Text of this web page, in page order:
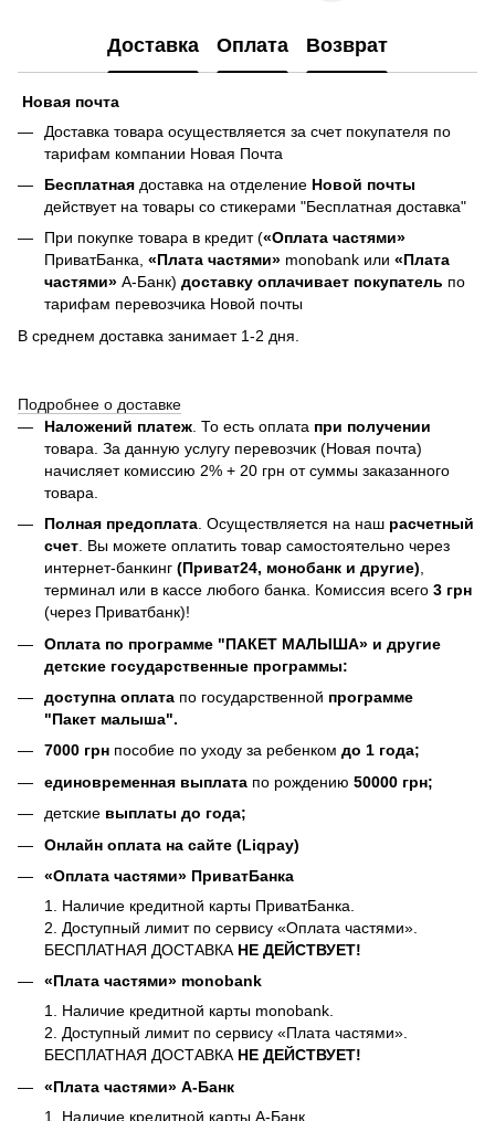
Доставка Оплата Возврат
Новая почта
Доставка товара осуществляется за счет покупателя по
тарифам компании Новая Почта
Бесплатная доставка на отделение Новой почты
действует на товары со стикерами "Бесплатная доставка"
При покупке товара в кредит («Оплата частями»
ПриватБанка, «Плата частями» monobank или «Плата
частями» А-Банк) доставку оплачивает покупатель по
тарифам перевозчика Новой почты
В среднем доставка занимает 1-2 дня.
Подробнее о доставке
Наложений платеж . То есть оплата при получении
товара. За данную услугу перевозчик (Новая почта)
начисляет комиссию 2% + 20 грн от суммы заказанного
товара.
Полная предоплата . Осуществляется на наш расчетный
счет . Вы можете оплатить товар самостоятельно через
интернет-банкинг (Приват24, монобанк и другие)
терминал или в кассе любого банка. Комиссия всего 3 грн
(через Приватбанк)!
Оплата по программе "ПАКЕТ МАЛЫША» и другие
детские государственные программы:
доступна оплата по государственной программе
"Пакет малыша".
7000 грн пособие по уходу за ребенком до 1 года;
единовременная выплата по рождению 50000 грн;
детские выплаты до года;
Онлайн оплата на сайте (Liqpay)
«Оплата частями» ПриватБанка
1. Наличие кредитной карты ПриватБанка.
2. Доступный лимит по сервису «Оплата частями».
БЕСПЛАТНАЯ ДОСТАВКА НЕ ДЕЙСТВУЕТ!
«Плата частями» monobank
1. Наличие кредитной карты monobank.
2. Доступный лимит по сервису «Плата частями».
БЕСПЛАТНАЯ ДОСТАВКА НЕ ДЕЙСТВУЕТ!
«Плата частями» А-Банк
1. Наличие кредитной карты А-Банк.